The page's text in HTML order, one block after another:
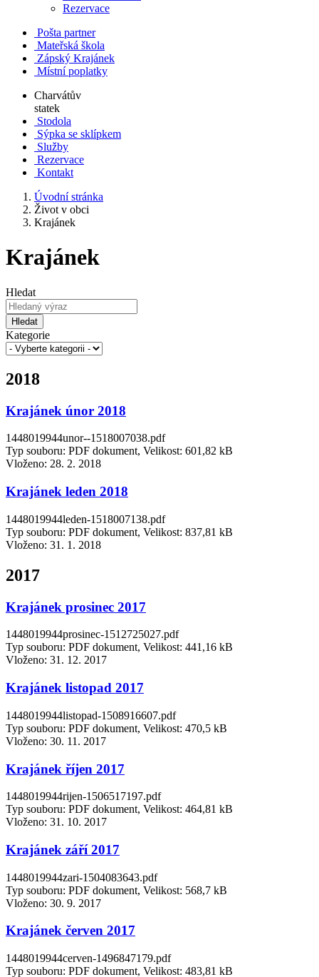
Rezervace
Pošta partner
Mateřská škola
Zápský Krajánek
Místní poplatky
Charvátův
statek
Stodola
Sýpka se sklípkem
Služby
Rezervace
Kontakt
Úvodní stránka
Život v obci
Krajánek
Krajánek
Hledat
Hledat
Kategorie
2018
Krajánek únor 2018
1448019944unor--1518007038.pdf
Typ souboru: PDF dokument, Velikost: 601,82 kB
Vloženo: 28. 2. 2018
Krajánek leden 2018
1448019944leden-1518007138.pdf
Typ souboru: PDF dokument, Velikost: 837,81 kB
Vloženo: 31. 1. 2018
2017
Krajánek prosinec 2017
1448019944prosinec-1512725027.pdf
Typ souboru: PDF dokument, Velikost: 441,16 kB
Vloženo: 31. 12. 2017
Krajánek listopad 2017
1448019944listopad-1508916607.pdf
Typ souboru: PDF dokument, Velikost: 470,5 kB
Vloženo: 30. 11. 2017
Krajánek říjen 2017
1448019944rijen-1506517197.pdf
Typ souboru: PDF dokument, Velikost: 464,81 kB
Vloženo: 31. 10. 2017
Krajánek září 2017
1448019944zari-1504083643.pdf
Typ souboru: PDF dokument, Velikost: 568,7 kB
Vloženo: 30. 9. 2017
Krajánek červen 2017
1448019944cerven-1496847179.pdf
Typ souboru: PDF dokument, Velikost: 483,81 kB